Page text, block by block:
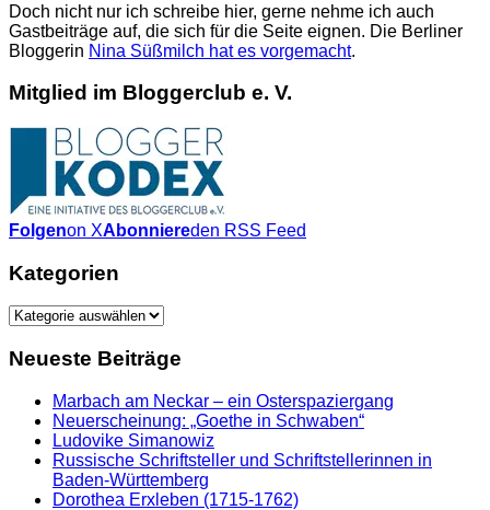
Doch nicht nur ich schreibe hier, gerne nehme ich auch
Gastbeiträge auf, die sich für die Seite eignen. Die Berliner
Bloggerin Nina Süßmilch hat es vorgemacht.
Mitglied im Bloggerclub e. V.
Folgenon XAbonniereden RSS Feed
Kategorien
Kategorien
Neueste Beiträge
Marbach am Neckar – ein Osterspaziergang
Neuerscheinung: „Goethe in Schwaben“
Ludovike Simanowiz
Russische Schriftsteller und Schriftstellerinnen in
Baden-Württemberg
Dorothea Erxleben (1715-1762)